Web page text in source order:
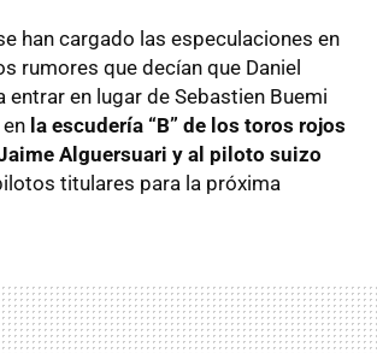
han cargado las especulaciones en
rumores que decían que Daniel
entrar en lugar de Sebastien Buemi
la escudería “B” de los toros rojos
Alguersuari y al piloto suizo
titulares para la próxima